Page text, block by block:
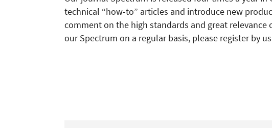
technical “how-to” articles and introduce new
comment on the high standards and great
our Spectrum on a regular basis, please register by